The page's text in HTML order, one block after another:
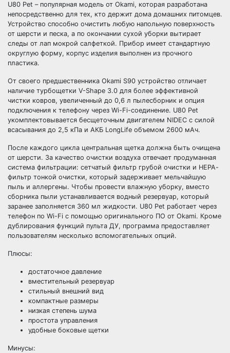
U80 Pet – популярная модель от Okami, которая разработана
непосредственно для тех, кто держит дома домашних питомцев.
Устройство способно очистить любую напольную поверхность
от шерсти и песка, а по окончании сухой уборки вытирает
следы от лап мокрой салфеткой. Прибор имеет стандартную
округлую форму, корпус изделия выполнен из прочного
пластика.
От своего предшественника Okami S90 устройство отличает
наличие турбощетки V-Shape 3.0 для более эффективной
чистки ковров, увеличенный до 0,6 л пылесборник и опция
подключения к телефону через Wi-Fi-соединение. U80 Pet
укомплектовывается бесщеточным двигателем NIDEC с силой
всасывания до 2,5 кПа и АКБ LongLife объемом 2600 мАч.
После каждого цикла центральная щетка должна быть очищена
от шерсти. За качество очистки воздуха отвечает продуманная
система фильтрации: сетчатый фильтр грубой очистки и НЕРА-
фильтр тонкой очистки, который задерживает мельчайшую
пыль и аллергены. Чтобы провести влажную уборку, вместо
сборника пыли устанавливается водный резервуар, который
заранее заполняется 360 мл жидкости. U80 Pet работает через
телефон по Wi-Fi с помощью оригинального ПО от Okami. Кроме
дублирования функций пульта ДУ, программа предоставляет
пользователям несколько вспомогательных опций.
Плюсы:
достаточное давление
вместительный резервуар
стильный внешний вид
компактные размеры
низкая степень шума
простота управления
удобные боковые щетки
Минусы: